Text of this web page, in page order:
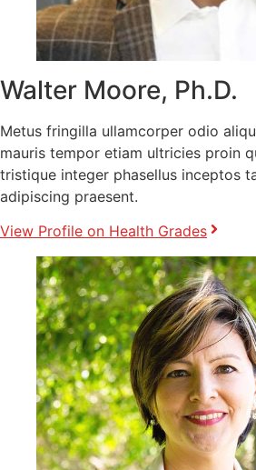
Walter Moore, Ph.D.
Metus fringilla ullamcorper odio
mauris tempor etiam ultricies proin
tristique integer phasellus inceptos
adipiscing praesent.
View Profile on Health Grades